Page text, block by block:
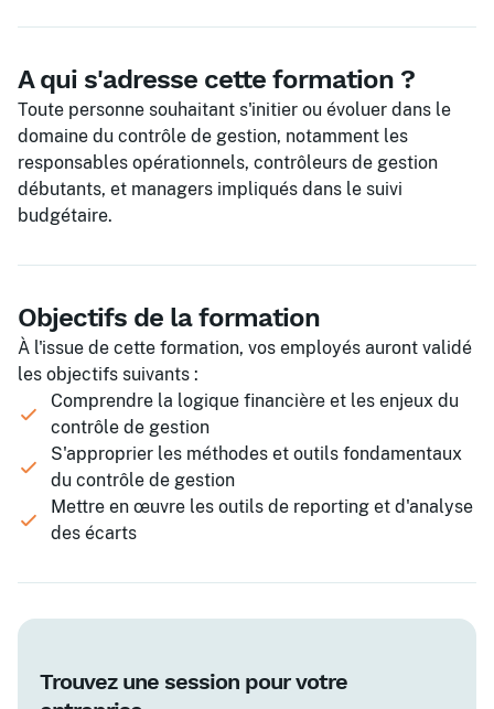
A qui s'adresse cette formation ?
Toute personne souhaitant s'initier ou évoluer dans le
domaine du contrôle de gestion, notamment les
responsables opérationnels, contrôleurs de gestion
débutants, et managers impliqués dans le suivi
budgétaire.
Objectifs de la formation
À l'issue de cette formation, vos employés auront validé
les objectifs suivants :
Comprendre la logique financière et les enjeux du
contrôle de gestion
S'approprier les méthodes et outils fondamentaux
du contrôle de gestion
Mettre en œuvre les outils de reporting et d'analyse
des écarts
Trouvez une session pour votre